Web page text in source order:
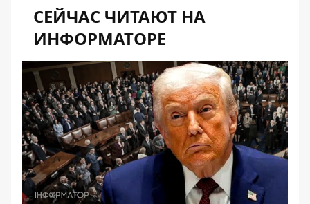
СЕЙЧАС ЧИТАЮТ НА
ИНФОРМАТОРЕ